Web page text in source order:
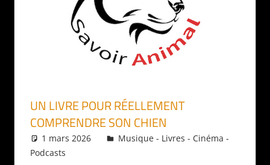
UN LIVRE POUR RÉELLEMENT
COMPRENDRE SON CHIEN
1 mars 2026 Daniel
Musique - Livres - Cinéma -
Podcasts